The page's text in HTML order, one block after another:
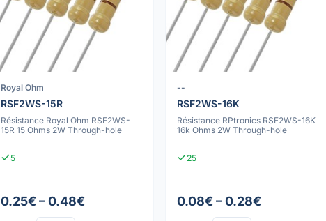
Royal Ohm
RSF2WS-15R
Résistance Royal Ohm RSF2WS-
15R 15 Ohms 2W Through-hole
5
0.25€ – 0.48€
--
RSF2WS-16K
Résistance RPtronics RSF2WS-16K
16k Ohms 2W Through-hole
25
0.08€ – 0.28€